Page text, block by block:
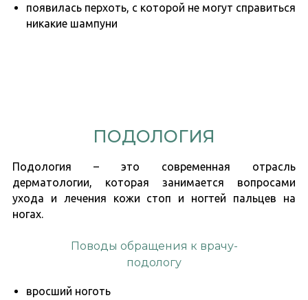
появилась перхоть, с которой не могут справиться
никакие шампуни
ПОДОЛОГИЯ
Подология – это современная отрасль
дерматологии, которая занимается вопросами
ухода и лечения кожи стоп и ногтей пальцев на
ногах.
Поводы обращения к врачу-
подологу
вросший ноготь